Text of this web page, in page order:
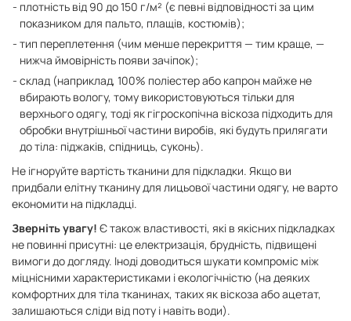
плотність від 90 до 150 г/м² (є певні відповідності за цим
показником для пальто, плащів, костюмів);
тип переплетення (чим менше перекриття — тим краще, —
нижча ймовірність появи зачіпок);
склад (наприклад, 100% поліестер або капрон майже не
вбирають вологу, тому використовуються тільки для
верхнього одягу, тоді як гігроскопічна віскоза підходить для
обробки внутрішньої частини виробів, які будуть прилягати
до тіла: піджаків, спідниць, суконь).
Не ігноруйте вартість тканини для підкладки. Якщо ви
придбали елітну тканину для лицьової частини одягу, не варто
економити на підкладці.
Зверніть увагу! Є також властивості, які в якісних підкладках
не повинні присутні: це електризація, брудність, підвищені
вимоги до догляду. Іноді доводиться шукати компроміс між
міцнісними характеристиками і екологічністю (на деяких
комфортних для тіла тканинах, таких як віскоза або ацетат,
залишаються сліди від поту і навіть води).